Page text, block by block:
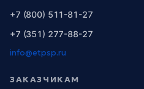
+7 (800) 511-81-27
+7 (351) 277-88-27
info@etpsp.ru
ЗАКАЗЧИКАМ